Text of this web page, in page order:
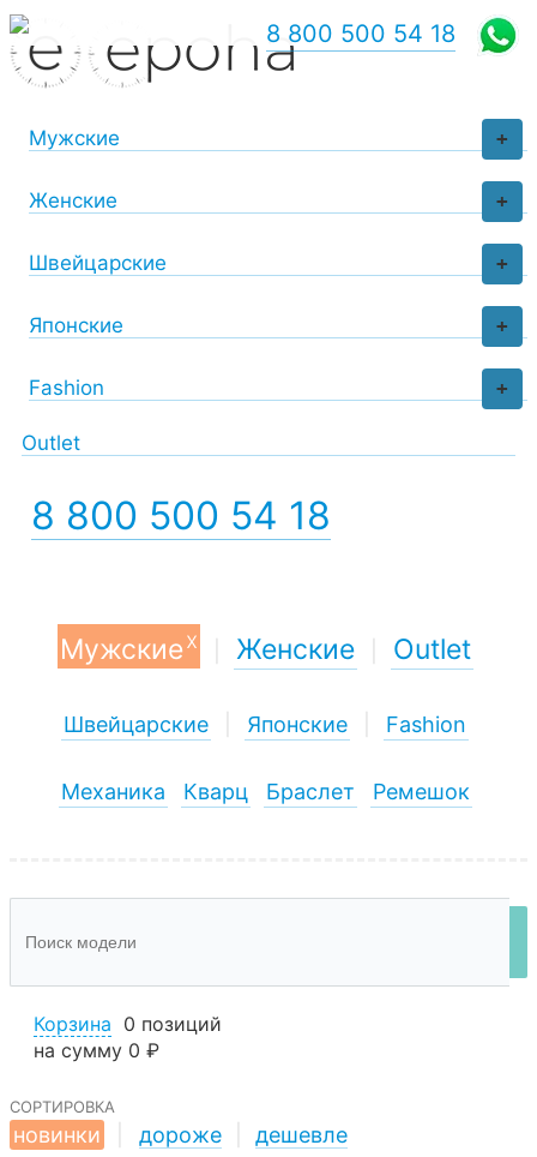
+
Мужские
+
Женские
+
Швейцарские
+
Японские
+
Fashion
Outlet
8 800 500 54 18
8 800 500 54 18
Мужскиеx Женские Outlet
Швейцарские Японские Fashion
Механика Кварц Браслет Ремешок
Корзина 0 позиций
на сумму 0 ₽
сортировка
новинки
дороже дешевле